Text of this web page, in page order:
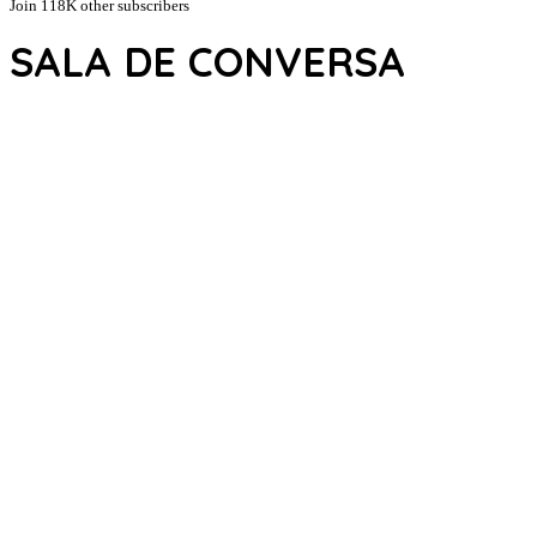
Join 118K other subscribers
SALA DE CONVERSA